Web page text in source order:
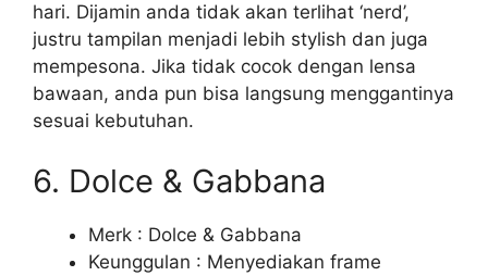
hari. Dijamin anda tidak akan terlihat ‘nerd’,
justru tampilan menjadi lebih stylish dan juga
mempesona. Jika tidak cocok dengan lensa
bawaan, anda pun bisa langsung menggantinya
sesuai kebutuhan.
6. Dolce & Gabbana
Merk : Dolce & Gabbana
Keunggulan : Menyediakan frame